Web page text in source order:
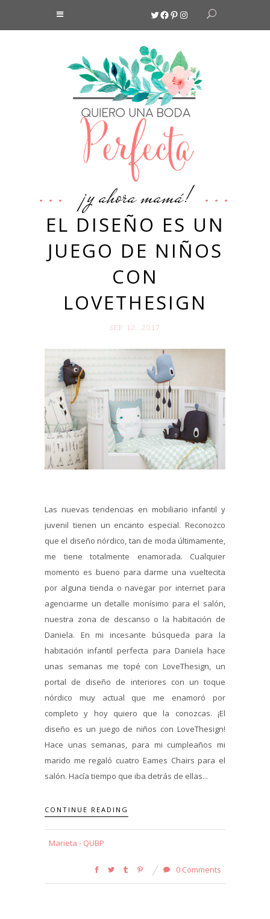
Twitter
Facebook
Pinterest
Instagram
¡y ahora mamá!
EL DISEÑO ES UN
JUEGO DE NIÑOS
CON
LOVETHESIGN
SEP 12. 2017
Las nuevas tendencias en mobiliario infantil y
juvenil tienen un encanto especial. Reconozco
que el diseño nórdico, tan de moda últimamente,
me tiene totalmente enamorada. Cualquier
momento es bueno para darme una vueltecita
por alguna tienda o navegar por internet para
agenciarme un detalle monísimo para el salón,
nuestra zona de descanso o la habitación de
Daniela. En mi incesante búsqueda para la
habitación infantil perfecta para Daniela hace
unas semanas me topé con LoveThesign, un
portal de diseño de interiores con un toque
nórdico muy actual que me enamoró por
completo y hoy quiero que la conozcas. ¡El
diseño es un juego de niños con LoveThesign!
Hace unas semanas, para mi cumpleaños mi
marido me regaló cuatro Eames Chairs para el
salón. Hacía tiempo que iba detrás de ellas...
CONTINUE READING
Marieta - QUBP
0 Comments